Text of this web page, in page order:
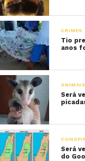
CRIMES
Tio
anos
ANIMAIS
Será
Será
do